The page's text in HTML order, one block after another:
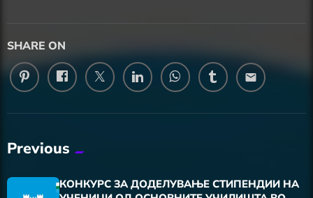
SHARE ON
email
Previous
КОНКУРС ЗА ДОДЕЛУВАЊЕ СТИПЕНДИИ НА